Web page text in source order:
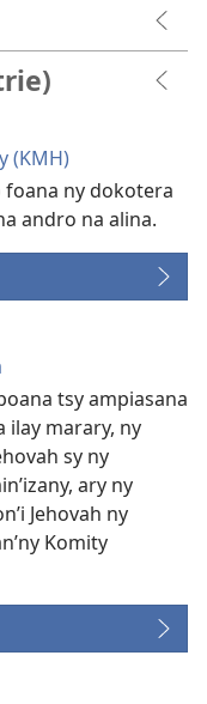
(KMH)
foana ny dokotera
andro na alina.
tsy ampiasana
ilay marary, ny
sy ny
ary ny
Jehovah ny
Komity